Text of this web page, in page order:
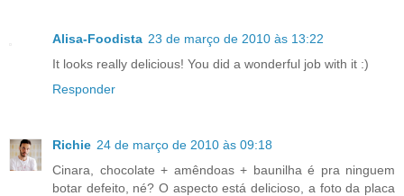
Alisa-Foodista 23 de março de 2010 às 13:22
It looks really delicious! You did a wonderful job with it :)
Responder
Richie 24 de março de 2010 às 09:18
Cinara, chocolate + amêndoas + baunilha é pra ninguem
botar defeito, né? O aspecto está delicioso, a foto da placa